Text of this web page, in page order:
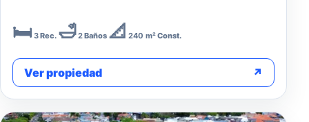
🛏️ 3Rec. 🛁2Baños 📐 240 m²Const.
Ver propiedad ↗